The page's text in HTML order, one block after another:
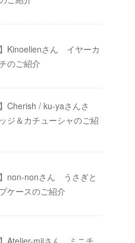
】Kinoelienさん イヤーカ
のご紹介
Cherish / ku-yaさんさ
ジ＆カチューシャのご紹
】non-nonさん うさぎと
ケースのご紹介
】Atelier-miiさん ミニチ